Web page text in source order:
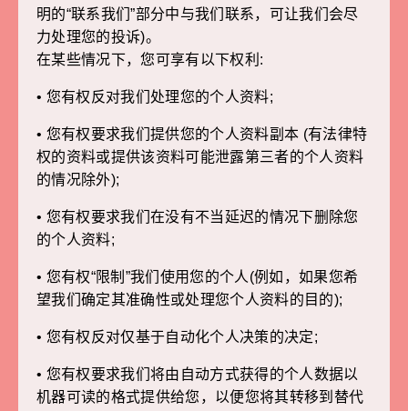
明的“联系我们”部分中与我们联系，可让我们会尽
力处理您的投诉)。
在某些情况下，您可享有以下权利:
• 您有权反对我们处理您的个人资料;
• 您有权要求我们提供您的个人资料副本 (有法律特
权的资料或提供该资料可能泄露第三者的个人资料
的情况除外);
• 您有权要求我们在没有不当延迟的情况下删除您
的个人资料;
• 您有权“限制”我们使用您的个人(例如，如果您希
望我们确定其准确性或处理您个人资料的目的);
• 您有权反对仅基于自动化个人决策的决定;
• 您有权要求我们将由自动方式获得的个人数据以
机器可读的格式提供给您，以便您将其转移到替代